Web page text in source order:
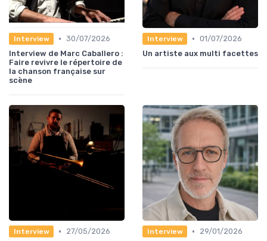
Interview • 30/07/2026
Interview de Marc Caballero :
Faire revivre le répertoire de
la chanson française sur
scène
Interview • 01/07/2026
Un artiste aux multi facettes
Interview •
27/05/2026
Interview •
29/01/2026